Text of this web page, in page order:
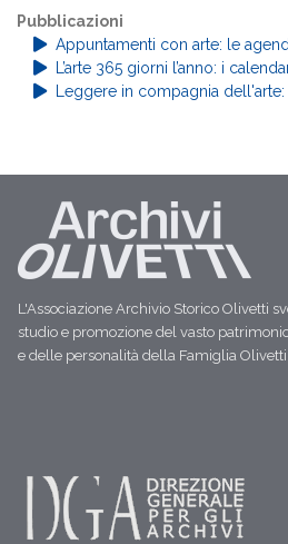
Pubblicazioni
Appuntamenti con arte: le
L’arte 365 giorni l’anno: i
Leggere in compagnia
L'Associazione Archivio Storico Olivetti
studio e promozione del vasto
e delle personalità della Famiglia Olivetti.